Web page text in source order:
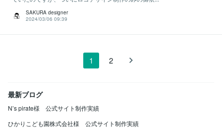
SAKURA designer
2024/03/06 09:39
1 2
最新ブログ
N’s pirate様 公式サイト制作実績
ひかりこども園株式会社様 公式サイト制作実績